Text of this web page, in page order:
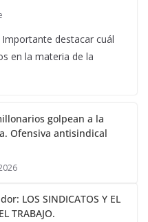
destacar cuál
en la materia de la
golpean a la
Ofensiva antisindical
LOS SINDICATOS Y EL
TRABAJO.